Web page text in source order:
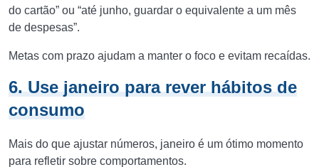
do cartão” ou “até junho, guardar o equivalente a um mês
de despesas”.
Metas com prazo ajudam a manter o foco e evitam recaídas.
6. Use janeiro para rever hábitos de
consumo
Mais do que ajustar números, janeiro é um ótimo momento
para refletir sobre comportamentos.